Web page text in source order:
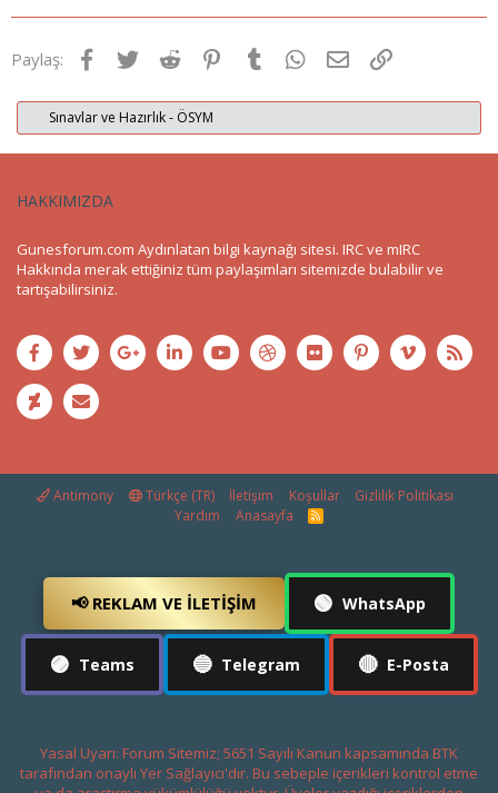
Paylaş: Facebook
TwitterReddit Pinterest
Tumblr WhatsApp
E-postaLink
Sınavlar ve Hazırlık - ÖSYM
HAKKIMIZDA
Gunesforum.com Aydınlatan bilgi kaynağı sitesi. IRC ve mIRC
Hakkında merak ettiğiniz tüm paylaşımları sitemizde bulabilir ve
tartışabilirsiniz.
Antimony Türkçe (TR) İletişim Koşullar
Gizlilik Politikası
Yardım
Anasayfa
R
S
📢 REKLAM VE İLETIŞIM 🟢 WhatsApp
🟣 Teams 🔵 Telegram 🔴 E-Posta
Yasal Uyarı: Forum Sitemiz; 5651 Sayılı Kanun kapsamında BTK
tarafından onaylı Yer Sağlayıcı'dır. Bu sebeple içerikleri kontrol etme